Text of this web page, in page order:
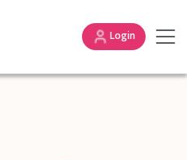
Login